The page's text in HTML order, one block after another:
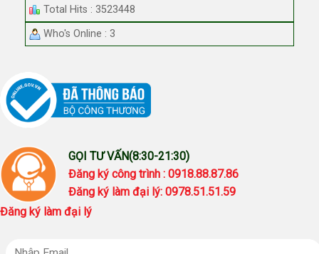
Total Hits : 3523448
Who's Online : 3
GỌI TƯ VẤN(8:30-21:30)
Đăng ký công trình : 0918.88.87.86
Đăng ký làm đại lý: 0978.51.51.59
Đăng ký làm đại lý